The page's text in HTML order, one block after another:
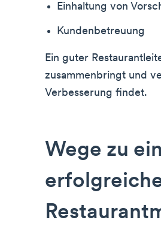
Einhaltung von
Kundenbetreuung
Ein guter
zusammenbringt und
Verbesserung findet.
Wege zu